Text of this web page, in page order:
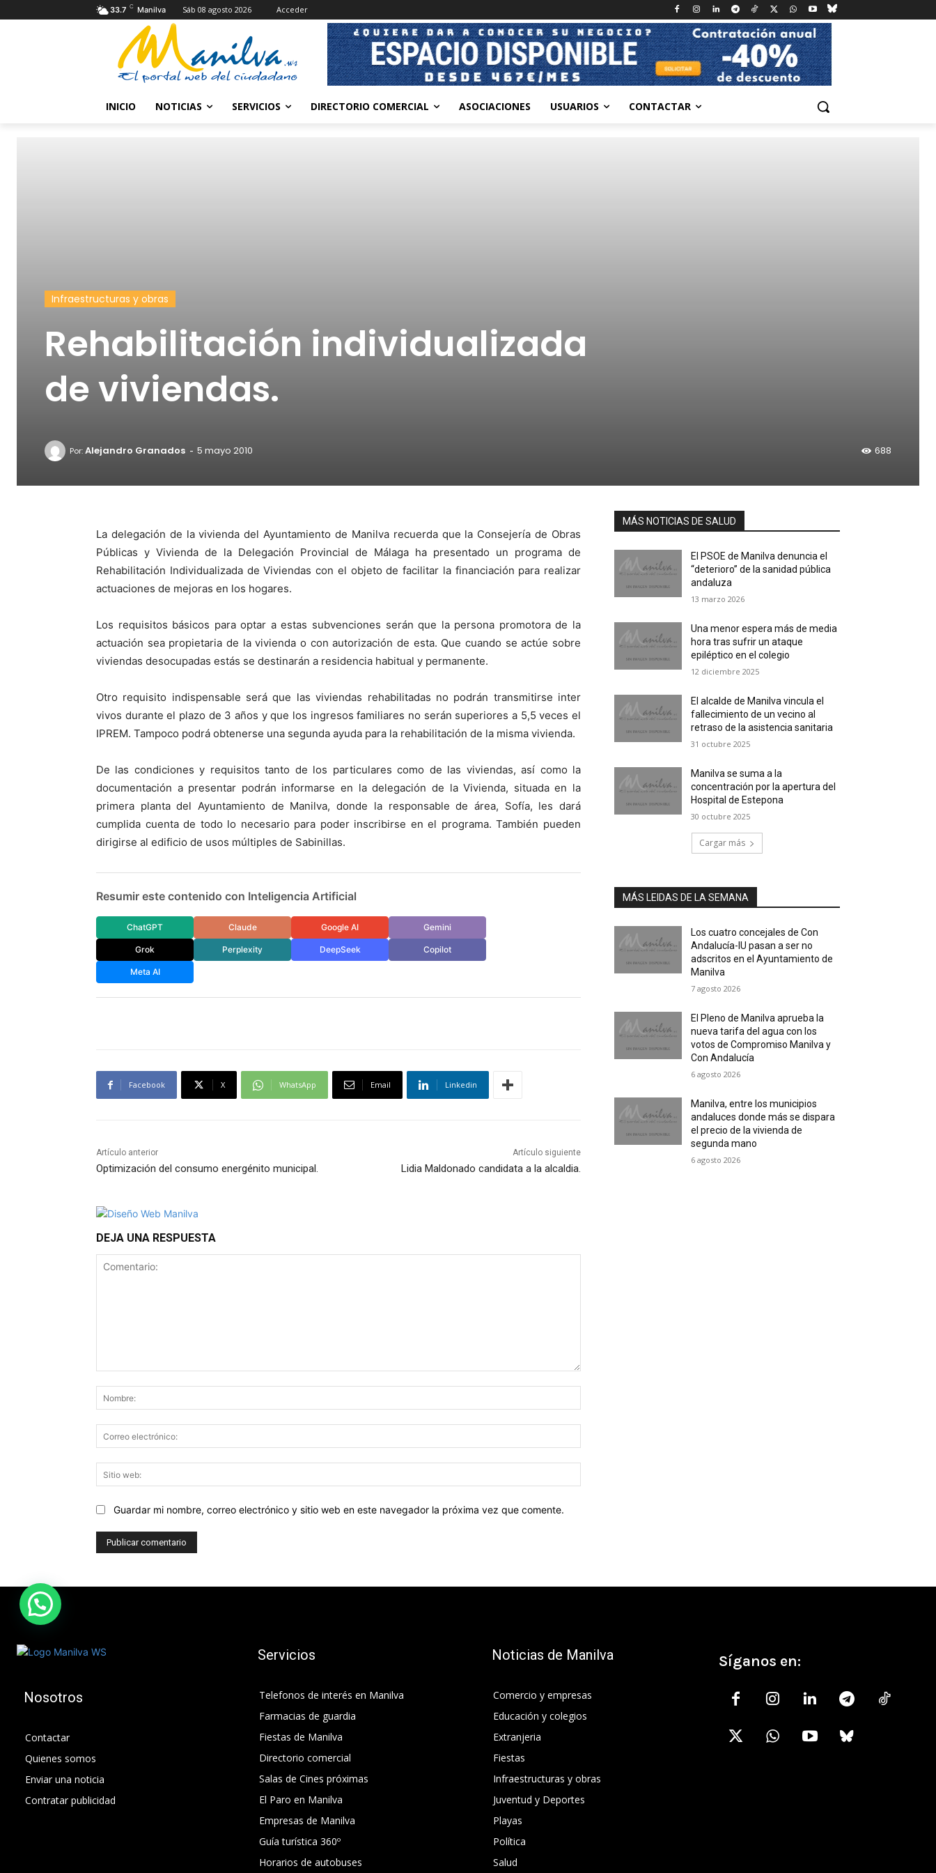
33.7 C Manilva Sáb 08 agosto 2026 Acceder
INICIO NOTICIAS SERVICIOS DIRECTORIO COMERCIAL ASOCIACIONES USUARIOS CONTACTAR
Infraestructuras y obras
Rehabilitación individualizada
de viviendas.
Por:Alejandro Granados - 5 mayo 2010 688
La delegación de la vivienda del Ayuntamiento de Manilva recuerda que la Consejería de Obras
Públicas y Vivienda de la Delegación Provincial de Málaga ha presentado un programa de
Rehabilitación Individualizada de Viviendas con el objeto de facilitar la financiación para realizar
actuaciones de mejoras en los hogares.
Los requisitos básicos para optar a estas subvenciones serán que la persona promotora de la
actuación sea propietaria de la vivienda o con autorización de esta. Que cuando se actúe sobre
viviendas desocupadas estás se destinarán a residencia habitual y permanente.
Otro requisito indispensable será que las viviendas rehabilitadas no podrán transmitirse inter
vivos durante el plazo de 3 años y que los ingresos familiares no serán superiores a 5,5 veces el
IPREM. Tampoco podrá obtenerse una segunda ayuda para la rehabilitación de la misma vivienda.
De las condiciones y requisitos tanto de los particulares como de las viviendas, así como la
documentación a presentar podrán informarse en la delegación de la Vivienda, situada en la
primera planta del Ayuntamiento de Manilva, donde la responsable de área, Sofía, les dará
cumplida cuenta de todo lo necesario para poder inscribirse en el programa. También pueden
dirigirse al edificio de usos múltiples de Sabinillas.
Resumir este contenido con Inteligencia Artificial
ChatGPT Claude Google AI Gemini
Grok Perplexity DeepSeek Copilot
Meta AI
Facebook X WhatsApp Email Linkedin
Artículo anterior
Optimización del consumo energénito municipal.
Artículo siguiente
Lidia Maldonado candidata a la alcaldia.
DEJA UNA RESPUESTA
electrónico:
web:
Guardar mi nombre, correo electrónico y sitio web en este navegador la próxima vez que comente.
MÁS NOTICIAS DE SALUD
El PSOE de Manilva denuncia el
“deterioro” de la sanidad pública
andaluza
13 marzo 2026
Una menor espera más de media
hora tras sufrir un ataque
epiléptico en el colegio
12 diciembre 2025
El alcalde de Manilva vincula el
fallecimiento de un vecino al
retraso de la asistencia sanitaria
31 octubre 2025
Manilva se suma a la
concentración por la apertura del
Hospital de Estepona
30 octubre 2025
Cargar más
MÁS LEIDAS DE LA SEMANA
Los cuatro concejales de Con
Andalucía-IU pasan a ser no
adscritos en el Ayuntamiento de
Manilva
7 agosto 2026
El Pleno de Manilva aprueba la
nueva tarifa del agua con los
votos de Compromiso Manilva y
Con Andalucía
6 agosto 2026
Manilva, entre los municipios
andaluces donde más se dispara
el precio de la vivienda de
segunda mano
6 agosto 2026
Nosotros
Contactar
Quienes somos
Enviar una noticia
Contratar publicidad
Servicios
Telefonos de interés en Manilva
Farmacias de guardia
Fiestas de Manilva
Directorio comercial
Salas de Cines próximas
El Paro en Manilva
Empresas de Manilva
Guía turística 360º
Horarios de autobuses
Noticias de Manilva
Comercio y empresas
Educación y colegios
Extranjeria
Fiestas
Infraestructuras y obras
Juventud y Deportes
Playas
Política
Salud
Síganos en: